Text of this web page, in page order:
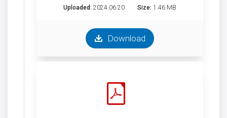
Uploaded: 2024.06.20 Size: 1.46 MB
Download